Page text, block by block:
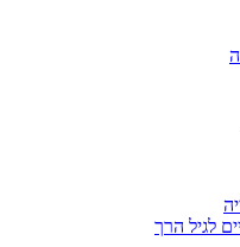
לגיל הרך